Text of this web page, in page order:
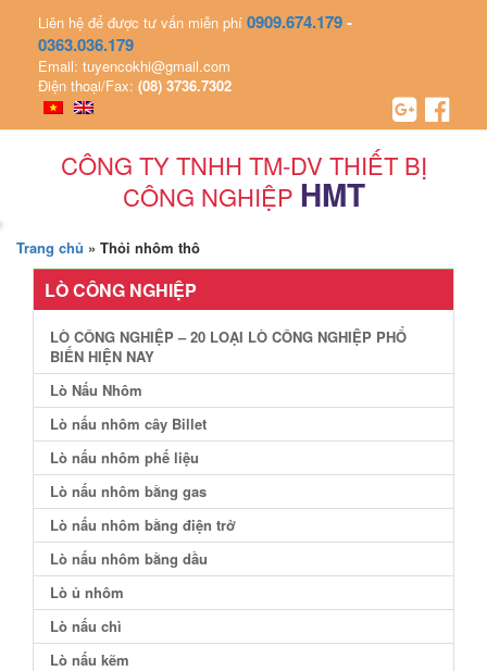
Liên hệ để được tư vấn miễn phí 0909.674.179-
0363.036.179
Email: tuyencokhi@gmail.com
Điện thoại/Fax: (08) 3736.7302
CÔNG TY TNHH TM-DV THIẾT BỊ
CÔNG NGHIỆP HMT
Trang chủ » Thỏi nhôm thô
LÒ CÔNG NGHIỆP
LÒ CÔNG NGHIỆP – 20 LOẠI LÒ CÔNG NGHIỆP PHỔ
BIẾN HIỆN NAY
Lò Nấu Nhôm
Lò nấu nhôm cây Billet
Lò nấu nhôm phế liệu
Lò nấu nhôm bằng gas
Lò nấu nhôm bằng điện trở
Lò nấu nhôm bằng dầu
Lò ủ nhôm
Lò nấu chì
Lò nấu kẽm